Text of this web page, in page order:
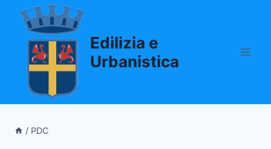
Salta
contenuto
Edilizia e
Urbanistica
/ PDC